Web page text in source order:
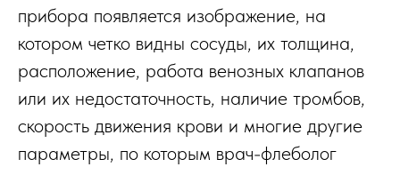
прибора появляется изображение, на
котором четко видны сосуды, их толщина,
расположение, работа венозных клапанов
или их недостаточность, наличие тромбов,
скорость движения крови и многие другие
параметры, по которым врач-флеболог